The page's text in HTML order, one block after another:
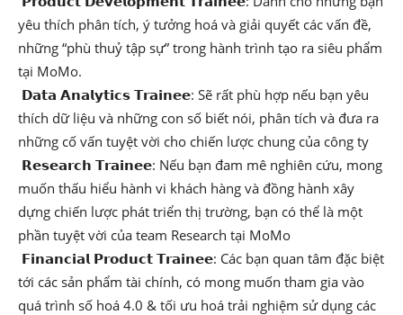
yêu thích phân tích, ý tưởng hoá và giải quyết các vấn đề,
những “phù thuỷ tập sự” trong hành trình tạo ra siêu phẩm
tại MoMo.
𝗗𝗮𝘁𝗮 𝗔𝗻𝗮𝗹𝘆𝘁𝗶𝗰𝘀 𝗧𝗿𝗮𝗶𝗻𝗲𝗲: Sẽ rất phù hợp nếu bạn yêu
thích dữ liệu và những con số biết nói, phân tích và đưa ra
những cố vấn tuyệt vời cho chiến lược chung của công ty
𝗥𝗲𝘀𝗲𝗮𝗿𝗰𝗵 𝗧𝗿𝗮𝗶𝗻𝗲𝗲: Nếu bạn đam mê nghiên cứu, mong
muốn thấu hiểu hành vi khách hàng và đồng hành xây
dựng chiến lược phát triển thị trường, bạn có thể là một
phần tuyệt vời của team Research tại MoMo
𝗙𝗶𝗻𝗮𝗻𝗰𝗶𝗮𝗹 𝗣𝗿𝗼𝗱𝘂𝗰𝘁 𝗧𝗿𝗮𝗶𝗻𝗲𝗲: Các bạn quan tâm đặc biệt
tới các sản phẩm tài chính, có mong muốn tham gia vào
quá trình số hoá 4.0 & tối ưu hoá trải nghiệm sử dụng các